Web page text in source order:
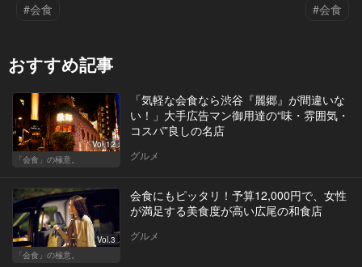
#会食 #会食
おすすめ記事
Vol.12
「会食」の極意。
「気軽な会食なら渋谷『麗郷』が間違いな
い！」大手広告マン御用達の“味・雰囲気・
コスパ”良しの名店
グルメ
Vol.3
「会食」の極意。
会食にもピッタリ！予算12,000円で、女性
が満足する美食度が高い広尾の和食店
グルメ